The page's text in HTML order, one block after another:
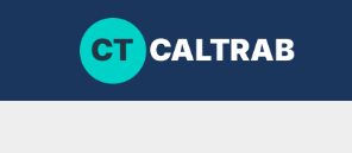
conteúdo